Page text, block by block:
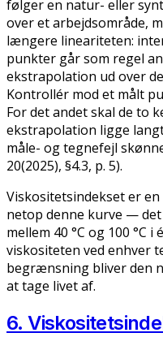
følger en natur- eller
over et arbejdsområde,
længere lineariteten:
punkter går som regel
ekstrapolation ud over
Kontrollér mod et målt
For det andet skal de to
ekstrapolation ligge
måle- og tegnefejl
20(2025), §4.3, p. 5).
Viskositetsindekset er
netop denne kurve —
mellem 40 °C og 100 °C
viskositeten ved enhver
begrænsning bliver den
at tage livet af.
6.